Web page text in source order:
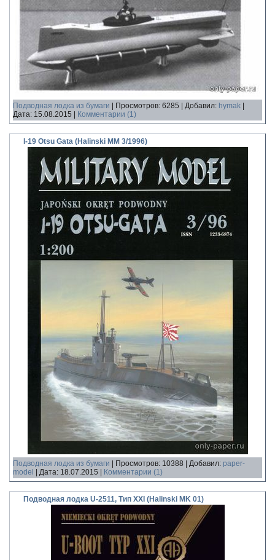
Подводная лодка из бумаги Просмотров: 6285 Добавил: hymak
Дата: 15.08.2015 Комментарии (1)
I-19 Otsu Gata (Halinski MM 3/1996)
Подводная лодка из бумаги Просмотров: 10388 Добавил: paper-
model
Дата: 18.07.2015 Комментарии (1)
Подводная лодка U-2511, Тип XXI (Halinski MK 01)